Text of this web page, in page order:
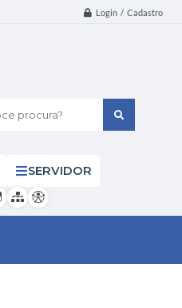
Login / Cadastro
SERVIDOR